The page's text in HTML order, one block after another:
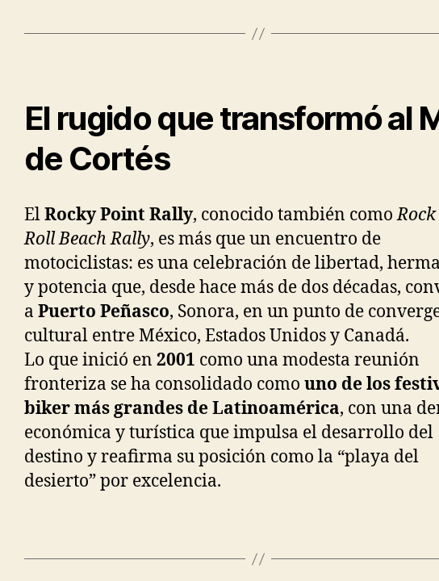
El rugido que transformó al
de Cortés
ElRocky Point Rally, conocido también comoRock
Roll Beach Rally, es más que un encuentro de
motociclistas: es una celebración de libertad,
y potencia que, desde hace más de dos décadas,
a Puerto Peñasco, Sonora, en un punto de
cultural entre México, Estados Unidos y Canadá.
Lo que inició en 2001 como una modesta reunión
fronteriza se ha consolidado como uno de los
biker más grandes de Latinoamérica, con una
económica y turística que impulsa el desarrollo del
destino y reafirma su posición como la “playa del
desierto” por excelencia.